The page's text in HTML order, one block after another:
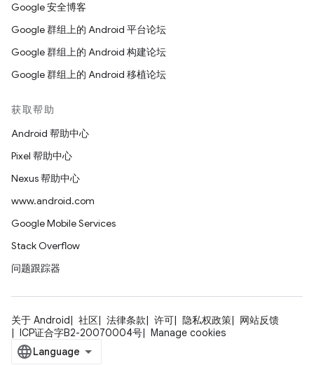
Google 安全博客
Google 群组上的 Android 平台论坛
Google 群组上的 Android 构建论坛
Google 群组上的 Android 移植论坛
获取帮助
Android 帮助中心
Pixel 帮助中心
Nexus 帮助中心
www.android.com
Google Mobile Services
Stack Overflow
问题跟踪器
关于 Android 社区 法律条款 许可 隐私权政策
网站反馈
ICP证合字B2-20070004号
Manage cookies